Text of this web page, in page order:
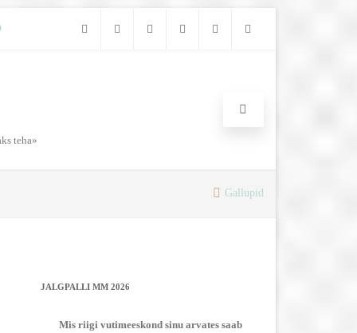
teha»
Gallupid
JALGPALLI MM 2026
Mis riigi vutimeeskond sinu arvates saab